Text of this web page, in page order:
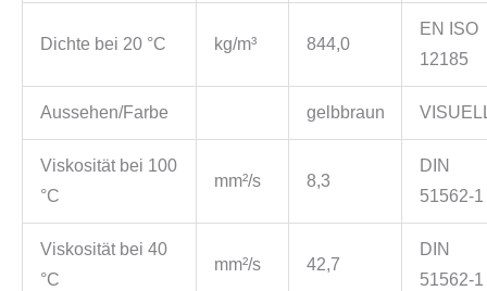
Dichte bei 20 °C kg/m³ 844,0
EN ISO
12185
Aussehen/Farbe gelbbraun
Viskosität bei 100
°C
mm²/s 8,3
DIN
51562-1
Viskosität bei 40
°C
mm²/s 42,7
DIN
51562-1